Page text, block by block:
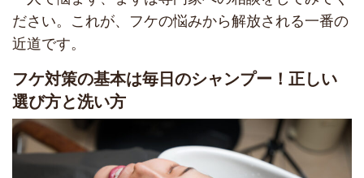
ださい。これが、フケの悩みから解放される一番の
近道です。
フケ対策の基本は毎日のシャンプー！正しい
選び方と洗い方